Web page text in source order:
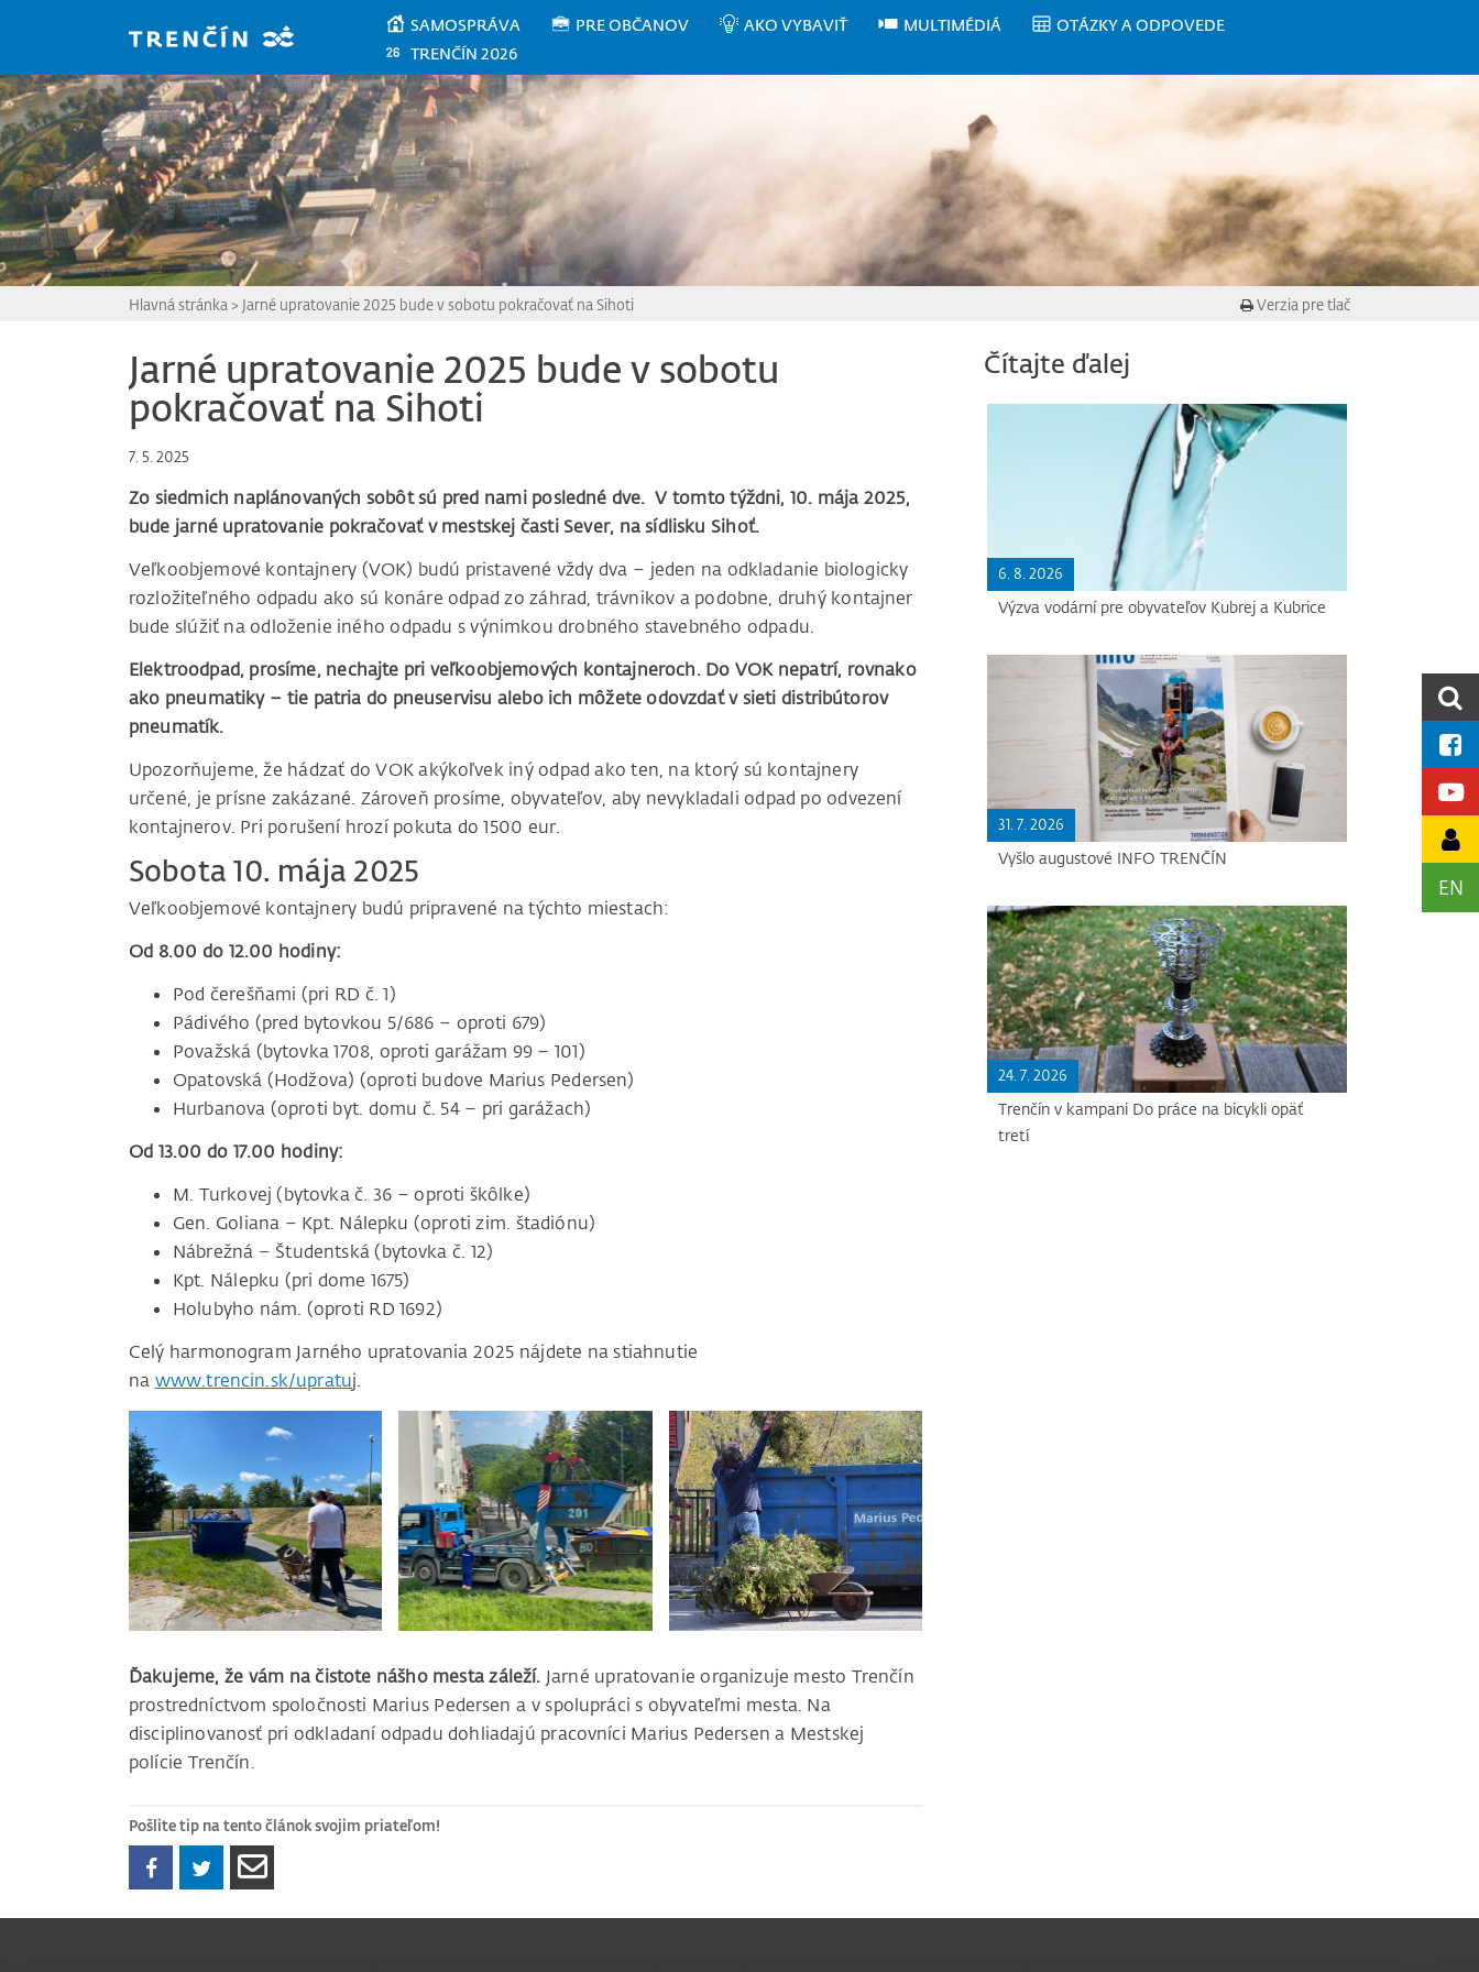
SAMOSPRÁVA PRE OBČANOV AKO VYBAVIŤ MULTIMÉDIÁ
OTÁZKY A ODPOVEDE
TRENČÍN 2026
EN
Hlavná stránka > Jarné upratovanie 2025 bude v sobotu pokračovať na Sihoti Verzia pre tlač
Jarné upratovanie 2025 bude v sobotu
pokračovať na Sihoti
7. 5. 2025
Zo siedmich naplánovaných sobôt sú pred nami posledné dve. V tomto týždni, 10. mája 2025,
bude jarné upratovanie pokračovať v mestskej časti Sever, na sídlisku Sihoť.
Veľkoobjemové kontajnery (VOK) budú pristavené vždy dva – jeden na odkladanie biologicky
rozložiteľného odpadu ako sú konáre odpad zo záhrad, trávnikov a podobne, druhý kontajner
bude slúžiť na odloženie iného odpadu s výnimkou drobného stavebného odpadu.
Elektroodpad, prosíme, nechajte pri veľkoobjemových kontajneroch. Do VOK nepatrí, rovnako
ako pneumatiky – tie patria do pneuservisu alebo ich môžete odovzdať v sieti distribútorov
pneumatík.
Upozorňujeme, že hádzať do VOK akýkoľvek iný odpad ako ten, na ktorý sú kontajnery
určené, je prísne zakázané. Zároveň prosíme, obyvateľov, aby nevykladali odpad po odvezení
kontajnerov. Pri porušení hrozí pokuta do 1500 eur.
Sobota 10. mája 2025
Veľkoobjemové kontajnery budú pripravené na týchto miestach:
Od 8.00 do 12.00 hodiny:
Pod čerešňami (pri RD č. 1)
Pádivého (pred bytovkou 5/686 – oproti 679)
Považská (bytovka 1708, oproti garážam 99 – 101)
Opatovská (Hodžova) (oproti budove Marius Pedersen)
Hurbanova (oproti byt. domu č. 54 – pri garážach)
Od 13.00 do 17.00 hodiny:
M. Turkovej (bytovka č. 36 – oproti škôlke)
Gen. Goliana – Kpt. Nálepku (oproti zim. štadiónu)
Nábrežná – Študentská (bytovka č. 12)
Kpt. Nálepku (pri dome 1675)
Holubyho nám. (oproti RD 1692)
Celý harmonogram Jarného upratovania 2025 nájdete na stiahnutie
na www.trencin.sk/upratuj.
Ďakujeme, že vám na čistote nášho mesta záleží. Jarné upratovanie organizuje mesto Trenčín
prostredníctvom spoločnosti Marius Pedersen a v spolupráci s obyvateľmi mesta. Na
disciplinovanosť pri odkladaní odpadu dohliadajú pracovníci Marius Pedersen a Mestskej
polície Trenčín.
Pošlite tip na tento článok svojim priateľom!
Čítajte ďalej
6. 8. 2026
Výzva vodární pre obyvateľov Kubrej a Kubrice
31. 7. 2026
Vyšlo augustové INFO TRENČÍN
24. 7. 2026
Trenčín v kampani Do práce na bicykli opäť
tretí